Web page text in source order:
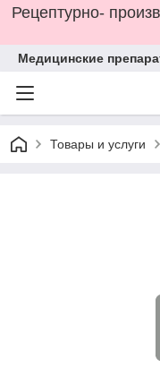
Рецептурно-
Медицинские
Товары и услуги